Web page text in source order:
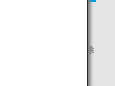
ャパン（NQ）便名を除